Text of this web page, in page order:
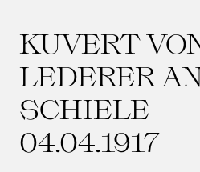
KUVERT
LEDERER
SCHIELE
04.04.1917